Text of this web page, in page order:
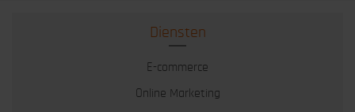
Diensten
E-commerce
Online Marketing